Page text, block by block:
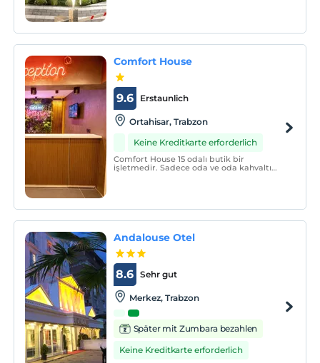
Comfort House
Erstaunlich
9.6
Ortahisar, Trabzon
Keine Kreditkarte erforderlich
Comfort House 15 odalı butik bir
işletmedir. Sadece oda ve oda kahvaltı
Andalouse Otel
Sehr gut
8.6
Merkez, Trabzon
Später mit Zumbara bezahlen
Keine Kreditkarte erforderlich